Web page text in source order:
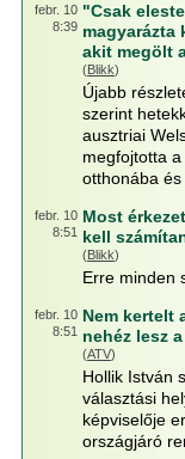
febr. 10
8:39
"Csak
magyarázta
akit megölt
(Blikk)
Újabb
szerint
ausztriai
megfojtotta
otthonába és
febr. 10
8:51
Most
kell
(Blikk)
Erre minden
febr. 10
8:51
Nem kertelt
nehéz lesz
(ATV)
Hollik István
választási
képviselője
országjáró